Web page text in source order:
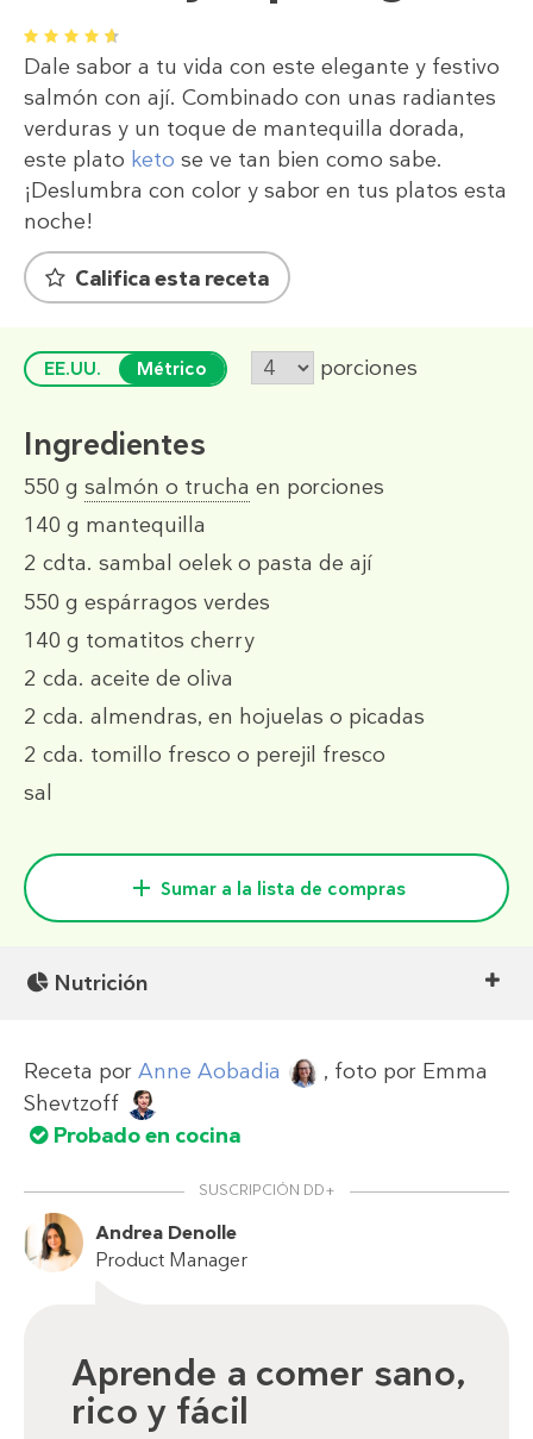
1 2 3 4 5
Dale sabor a tu vida con este elegante y festivo
salmón con ají. Combinado con unas radiantes
verduras y un toque de mantequilla dorada,
este plato keto se ve tan bien como sabe.
¡Deslumbra con color y sabor en tus platos esta
noche!
Califica esta receta
EE.UU. Métrico porciones
Ingredientes
550 g salmón o trucha en porciones
140 g mantequilla
2 cdta. sambal oelek o pasta de ají
550 g espárragos verdes
140 g tomatitos cherry
2 cda. aceite de oliva
2 cda. almendras, en hojuelas o picadas
2 cda. tomillo fresco o perejil fresco
sal
Sumar a la lista de compras
Nutrición
Receta por Anne Aobadia , foto por Emma
Shevtzoff
Probado en cocina
SUSCRIPCIÓN DD+
Andrea Denolle
Product Manager
Aprende a comer sano,
rico y fácil